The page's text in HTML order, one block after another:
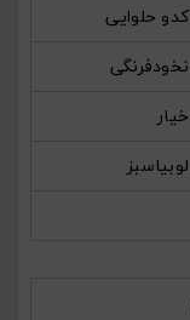
کدو حلوایی
نخودفرنگی
خیار
لوبیاسبز